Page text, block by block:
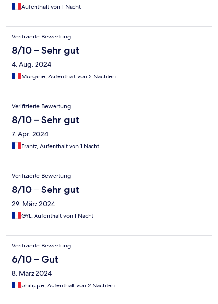
Aufenthalt von 1 Nacht
Verifizierte Bewertung
8/10 – Sehr gut
4. Aug. 2024
Morgane, Aufenthalt von 2 Nächten
Verifizierte Bewertung
8/10 – Sehr gut
7. Apr. 2024
Frantz, Aufenthalt von 1 Nacht
Verifizierte Bewertung
8/10 – Sehr gut
29. März 2024
GYL, Aufenthalt von 1 Nacht
Verifizierte Bewertung
6/10 – Gut
8. März 2024
philippe, Aufenthalt von 2 Nächten